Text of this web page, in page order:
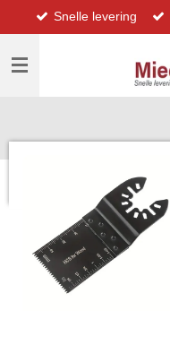
direct
naar
hoofdinhoud
Snelle levering